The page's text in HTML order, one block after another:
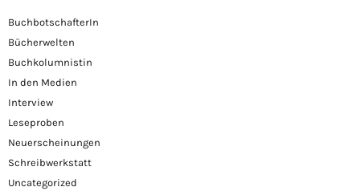
BuchbotschafterIn
Bücherwelten
Buchkolumnistin
In den Medien
Interview
Leseproben
Neuerscheinungen
Schreibwerkstatt
Uncategorized